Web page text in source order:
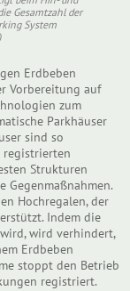
Gesamtzahl der
System
Erdbeben
Vorbereitung auf
zum
Parkhäuser
sind so
registrierten
Strukturen
Gegenmaßnahmen.
Hochregalen, der
Indem die
wird verhindert,
Erdbeben
stoppt den Betrieb
registriert.